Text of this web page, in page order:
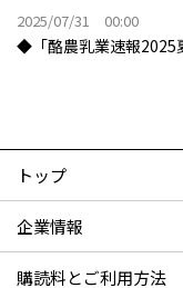
2025/07/31 00:00
◆「酪農乳業速報2025
トップ
企業情報
購読料とご利用方法